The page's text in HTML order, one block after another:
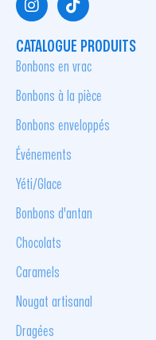
CATALOGUE PRODUITS
Bonbons en vrac
Bonbons à la pièce
Bonbons enveloppés
Événements
Yéti/Glace
Bonbons d'antan
Chocolats
Caramels
Nougat artisanal
Dragées